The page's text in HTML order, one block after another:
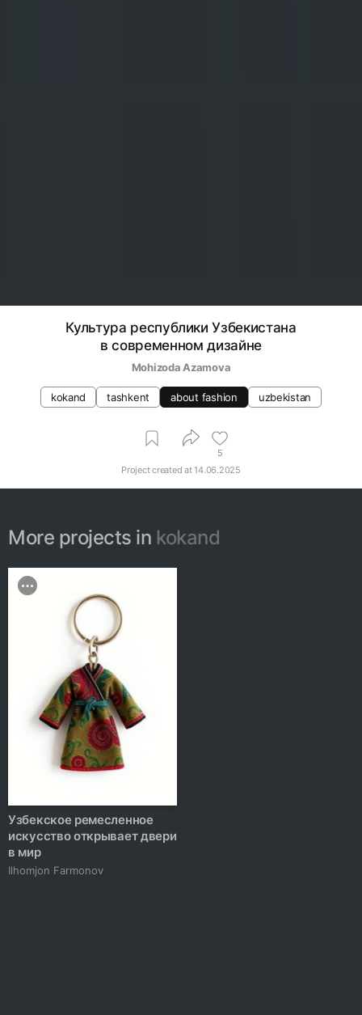
Культура республики Узбекистана
в современном дизайне
Mohizoda Azamova
kokand tashkent about fashion uzbekistan
5
Project created at14.06.2025
More projects in kokand
Узбекское ремесленное
искусство открывает двери
в мир
Ilhomjon Farmonov